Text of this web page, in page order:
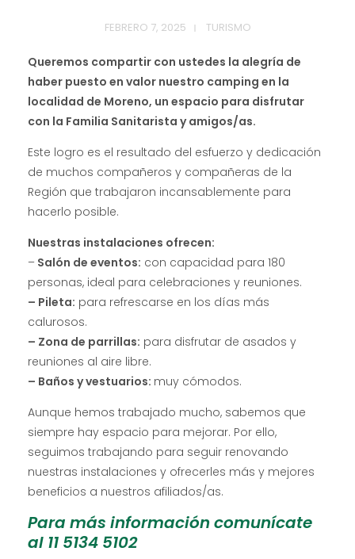
FEBRERO 7, 2025 TURISMO
Queremos compartir con ustedes la alegría de
haber puesto en valor nuestro camping en la
localidad de Moreno, un espacio para disfrutar
con la Familia Sanitarista y amigos/as.
Este logro es el resultado del esfuerzo y dedicación
de muchos compañeros y compañeras de la
Región que trabajaron incansablemente para
hacerlo posible.
Nuestras instalaciones ofrecen:
– Salón de eventos: con capacidad para 180
personas, ideal para celebraciones y reuniones.
– Pileta: para refrescarse en los días más
calurosos.
– Zona de parrillas: para disfrutar de asados y
reuniones al aire libre.
– Baños y vestuarios: muy cómodos.
Aunque hemos trabajado mucho, sabemos que
siempre hay espacio para mejorar. Por ello,
seguimos trabajando para seguir renovando
nuestras instalaciones y ofrecerles más y mejores
beneficios a nuestros afiliados/as.
Para más información comunícate
al 11 5134 5102